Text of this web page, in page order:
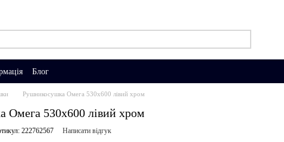
Блог
Рушникосушка Омега 530х600 лівий хром
Омега 530х600 лівий хром
222762567 Написати відгук